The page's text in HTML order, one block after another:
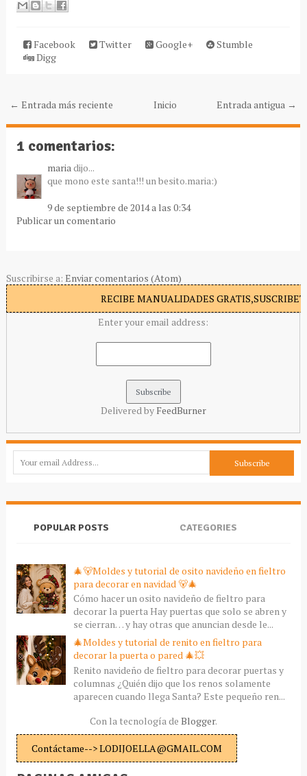
Facebook Twitter Google+
Stumble
Digg
← Entrada más reciente Entrada antigua →
Inicio
1 comentarios:
maria dijo...
que mono este santa!!! un besito.maria:)
9 de septiembre de 2014 a las 0:34
Publicar un comentario
Suscribirse a: Enviar comentarios (Atom)
RECIBE MANUALIDADES
Enter your email address:
Delivered by FeedBurner
POPULAR POSTS CATEGORIES
🎄🐻Moldes y tutorial de osito navideño en fieltro
para decorar en navidad 🐻🎄
Cómo hacer un osito navideño de fieltro para
decorar la puerta Hay puertas que solo se abren y
se cierran… y hay otras que anuncian desde le...
🎄Moldes y tutorial de renito en fieltro para
decorar la puerta o pared 🎄💥
Renito navideño de fieltro para decorar puertas y
columnas ¿Quién dijo que los renos solamente
aparecen cuando llega Santa? Este pequeño ren...
Con la tecnología de Blogger.
Contáctame--> LODIJOELLA@GMAIL.COM